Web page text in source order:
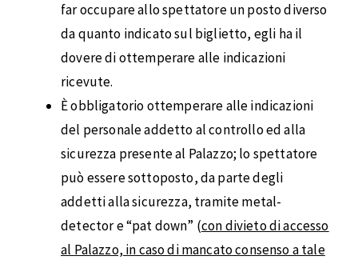
far occupare allo spettatore un posto diverso
da quanto indicato sul biglietto, egli ha il
dovere di ottemperare alle indicazioni
ricevute.
È obbligatorio ottemperare alle indicazioni
del personale addetto al controllo ed alla
sicurezza presente al Palazzo; lo spettatore
può essere sottoposto, da parte degli
addetti alla sicurezza, tramite metal-
detector e “pat down” (con divieto di accesso
al Palazzo, in caso di mancato consenso a tale